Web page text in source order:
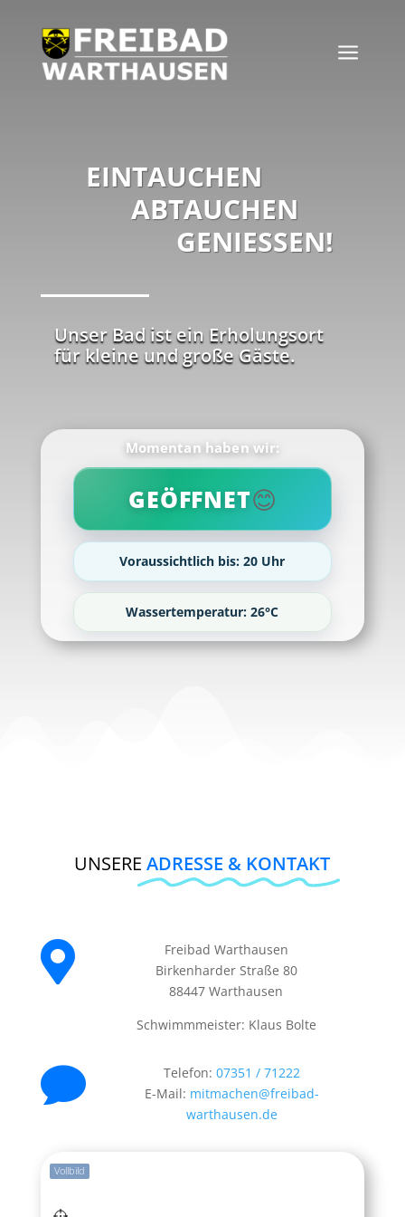
a
EINTAUCHEN
ABTAUCHEN
GENIESSEN!
Unser Bad ist ein Erholungsort
für kleine und große Gäste.
Momentan haben wir:
GEÖFFNET😊
Voraussichtlich bis: 20 Uhr
Wassertemperatur: 26°C
UNSEREADRESSE & KONTAKT

Freibad Warthausen
Birkenharder Straße 80
88447 Warthausen
Schwimmmeister: Klaus Bolte
 Telefon: 07351 / 71222
E-Mail: mitmachen@freibad-
warthausen.de
Vollbild